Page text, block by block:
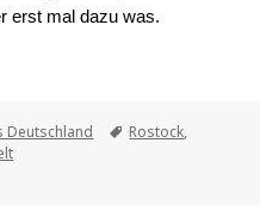
erst mal dazu was.
Deutschland Tags
Rostock,